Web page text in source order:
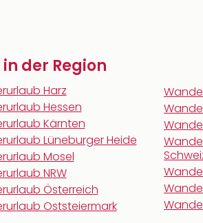
der Region
Harz
Hessen
Kärnten
Lüneburger Heide
Mosel
NRW
Österreich
Oststeiermark